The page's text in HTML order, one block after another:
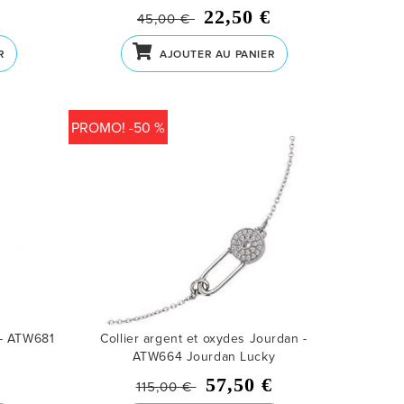
45,00 € 22,50 €
AJOUTER AU PANIER
PROMO! -50 %
Collier argent et oxydes Jourdan -
ATW664 Jourdan Lucky
115,00 € 57,50 €